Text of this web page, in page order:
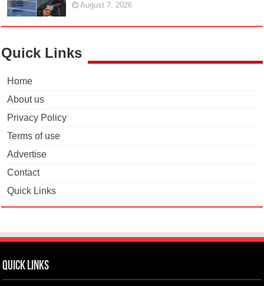
August 7, 2026
Quick Links
Home
About us
Privacy Policy
Terms of use
Advertise
Contact
Quick Links
Quick Links